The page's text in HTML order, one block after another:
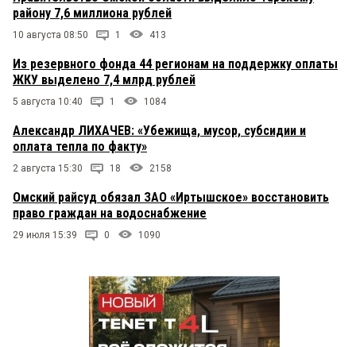
району 7,6 миллиона рублей
10 августа 08:50 1 413
Из резервного фонда 44 регионам на поддержку оплаты
ЖКУ выделено 7,4 млрд рублей
5 августа 10:40 1 1084
Александр ЛИХАЧЕВ: «Убежища, мусор, субсидии и
оплата тепла по факту»
2 августа 15:30 18 2158
Омский райсуд обязал ЗАО «Иртышское» восстановить
право граждан на водоснабжение
29 июля 15:39 0 1090